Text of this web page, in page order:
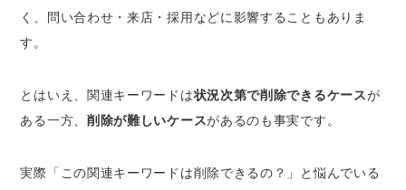
く、問い合わせ・来店・採用などに影響することもありま
す。
とはいえ、関連キーワードは状況次第で削除できるケースが
ある一方、 削除が難しいケースがあるのも事実です。
実際「この関連キーワードは削除できるの？」と悩んでいる